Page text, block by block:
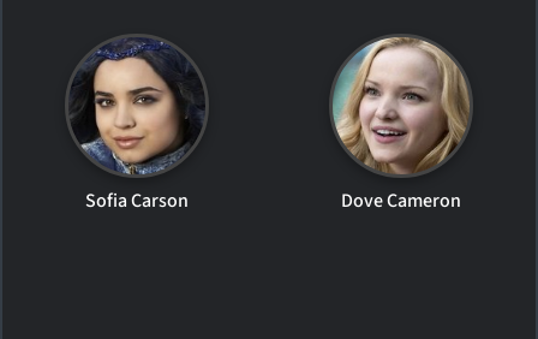
Sofia Carson Dove Cameron